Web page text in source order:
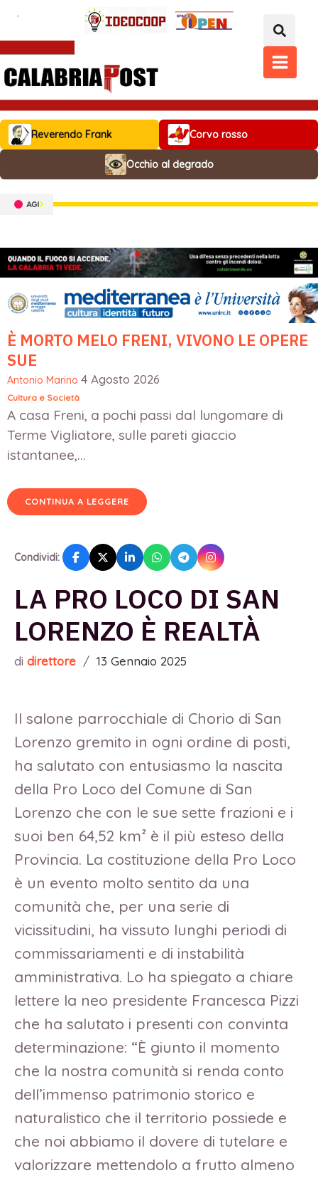
contenuto
MAIN
MENU
Reverendo Frank Corvo rosso
Occhio al degrado
È MORTO MELO FRENI, VIVONO LE OPERE
SUE
Antonio Marino 4 Agosto 2026
Cultura e Società
A casa Freni, a pochi passi dal lungomare di
Terme Vigliatore, sulle pareti giaccio
istantanee,...
CONTINUA A LEGGERE
Condividi:
LA PRO LOCO DI SAN
LORENZO È REALTÀ
di direttore / 13 Gennaio 2025
Il salone parrocchiale di Chorio di San
Lorenzo gremito in ogni ordine di posti,
ha salutato con entusiasmo la nascita
della Pro Loco del Comune di San
Lorenzo che con le sue sette frazioni e i
suoi ben 64,52 km² è il più esteso della
Provincia. La costituzione della Pro Loco
è un evento molto sentito da una
comunità che, per una serie di
vicissitudini, ha vissuto lunghi periodi di
commissariamenti e di instabilità
amministrativa. Lo ha spiegato a chiare
lettere la neo presidente Francesca Pizzi
che ha salutato i presenti con convinta
determinazione: “È giunto il momento
che la nostra comunità si renda conto
dell’immenso patrimonio storico e
naturalistico che il territorio possiede e
che noi abbiamo il dovere di tutelare e
valorizzare mettendolo a frutto almeno